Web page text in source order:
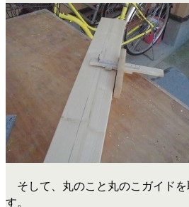
そして、丸のこと丸のこガイド
す。